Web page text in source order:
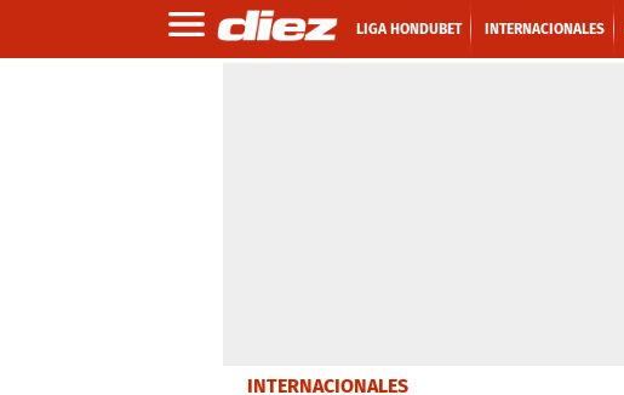
LIGA HONDUBET INTERNACIONALES
INTERNACIONALES